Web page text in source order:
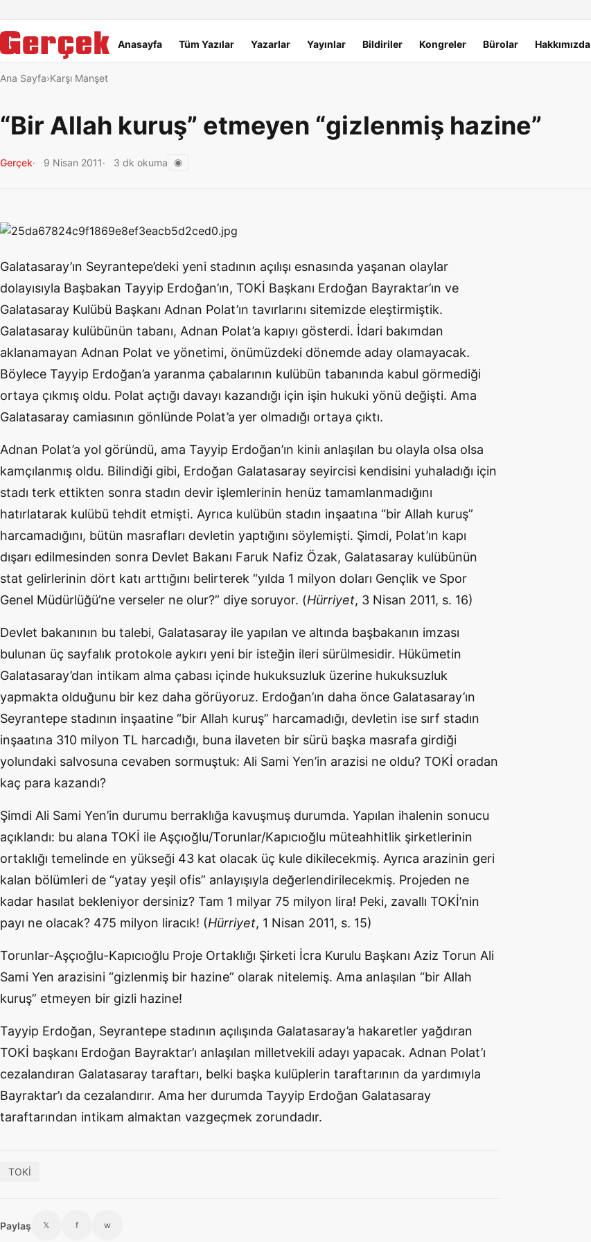
Ana menü
Anasayfa Tüm Yazılar Yazarlar Yayınlar Bildiriler Kongreler Bürolar Hakkımızda
Ana Sayfa Karşı Manşet
“Bir Allah kuruş” etmeyen “gizlenmiş hazine”
Gerçek 9 Nisan 2011 3 dk okuma ◉
Galatasaray’ın Seyrantepe’deki yeni stadının açılışı esnasında yaşanan olaylar
dolayısıyla Başbakan Tayyip Erdoğan’ın, TOKİ Başkanı Erdoğan Bayraktar’ın ve
Galatasaray Kulübü Başkanı Adnan Polat’ın tavırlarını sitemizde eleştirmiştik.
Galatasaray kulübünün tabanı, Adnan Polat’a kapıyı gösterdi. İdari bakımdan
aklanamayan Adnan Polat ve yönetimi, önümüzdeki dönemde aday olamayacak.
Böylece Tayyip Erdoğan’a yaranma çabalarının kulübün tabanında kabul görmediği
ortaya çıkmış oldu. Polat açtığı davayı kazandığı için işin hukuki yönü değişti. Ama
Galatasaray camiasının gönlünde Polat’a yer olmadığı ortaya çıktı.
Adnan Polat’a yol göründü, ama Tayyip Erdoğan’ın kiniı anlaşılan bu olayla olsa olsa
kamçılanmış oldu. Bilindiği gibi, Erdoğan Galatasaray seyircisi kendisini yuhaladığı için
stadı terk ettikten sonra stadın devir işlemlerinin henüz tamamlanmadığını
hatırlatarak kulübü tehdit etmişti. Ayrıca kulübün stadın inşaatına “bir Allah kuruş”
harcamadığını, bütün masrafları devletin yaptığını söylemişti. Şimdi, Polat’ın kapı
dışarı edilmesinden sonra Devlet Bakanı Faruk Nafiz Özak, Galatasaray kulübünün
stat gelirlerinin dört katı arttığını belirterek “yılda 1 milyon doları Gençlik ve Spor
Genel Müdürlüğü’ne verseler ne olur?” diye soruyor. (Hürriyet, 3 Nisan 2011, s. 16)
Devlet bakanının bu talebi, Galatasaray ile yapılan ve altında başbakanın imzası
bulunan üç sayfalık protokole aykırı yeni bir isteğin ileri sürülmesidir. Hükümetin
Galatasaray’dan intikam alma çabası içinde hukuksuzluk üzerine hukuksuzluk
yapmakta olduğunu bir kez daha görüyoruz. Erdoğan’ın daha önce Galatasaray’ın
Seyrantepe stadının inşaatine “bir Allah kuruş” harcamadığı, devletin ise sırf stadın
inşaatına 310 milyon TL harcadığı, buna ilaveten bir sürü başka masrafa girdiği
yolundaki salvosuna cevaben sormuştuk: Ali Sami Yen’in arazisi ne oldu? TOKİ oradan
kaç para kazandı?
Şimdi Ali Sami Yen’in durumu berraklığa kavuşmuş durumda. Yapılan ihalenin sonucu
açıklandı: bu alana TOKİ ile Aşçıoğlu/Torunlar/Kapıcıoğlu müteahhitlik şirketlerinin
ortaklığı temelinde en yükseği 43 kat olacak üç kule dikilecekmiş. Ayrıca arazinin geri
kalan bölümleri de “yatay yeşil ofis” anlayışıyla değerlendirilecekmiş. Projeden ne
kadar hasılat bekleniyor dersiniz? Tam 1 milyar 75 milyon lira! Peki, zavallı TOKİ’nin
payı ne olacak? 475 milyon liracık! (Hürriyet, 1 Nisan 2011, s. 15)
Torunlar-Aşçıoğlu-Kapıcıoğlu Proje Ortaklığı Şirketi İcra Kurulu Başkanı Aziz Torun Ali
Sami Yen arazisini “gizlenmiş bir hazine” olarak nitelemiş. Ama anlaşılan “bir Allah
kuruş” etmeyen bir gizli hazine!
Tayyip Erdoğan, Seyrantepe stadının açılışında Galatasaray’a hakaretler yağdıran
TOKİ başkanı Erdoğan Bayraktar’ı anlaşılan milletvekili adayı yapacak. Adnan Polat’ı
cezalandıran Galatasaray taraftarı, belki başka kulüplerin taraftarının da yardımıyla
Bayraktar’ı da cezalandırır. Ama her durumda Tayyip Erdoğan Galatasaray
taraftarından intikam almaktan vazgeçmek zorundadır.
TOKİ
Paylaş 𝕏 f w